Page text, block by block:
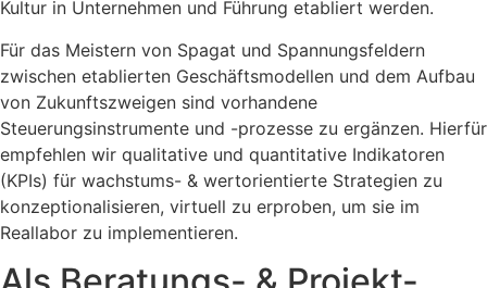
Kultur in Unternehmen und Führung etabliert werden.
Für das Meistern von Spagat und Spannungsfeldern
zwischen etablierten Geschäftsmodellen und dem Aufbau
von Zukunftszweigen sind vorhandene
Steuerungsinstrumente und -prozesse zu ergänzen. Hierfür
empfehlen wir qualitative und quantitative Indikatoren
(KPIs) für wachstums- & wertorientierte Strategien zu
konzeptionalisieren, virtuell zu erproben, um sie im
Reallabor zu implementieren.